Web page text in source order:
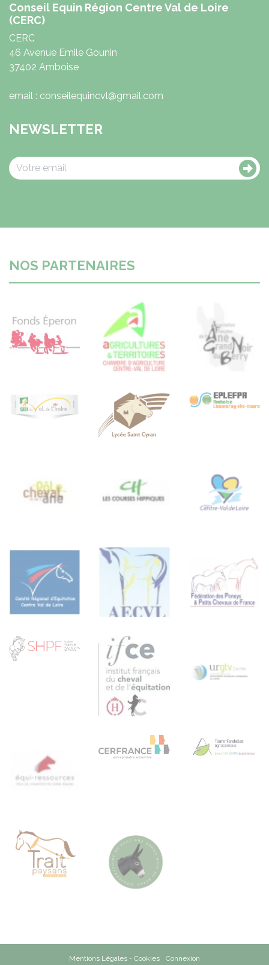
Conseil Equin Région Centre Val de Loire
(CERC)
CERC
46 Avenue Emile Gounin
37402 Amboise
email : conseilequincvl@gmail.com
NEWSLETTER
NOS PARTENAIRES
Mentions Légales - Cookies Connexion